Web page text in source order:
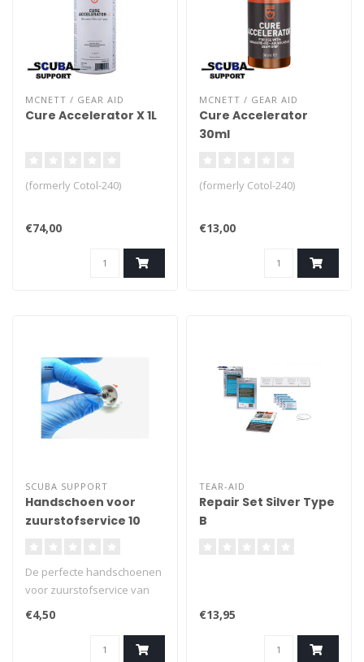
MCNETT / GEAR AID
Cure Accelerator X 1L
(formerly Cotol-240)
€74,00
MCNETT / GEAR AID
Cure Accelerator
30ml
(formerly Cotol-240)
€13,00
SCUBA SUPPORT
Handschoen voor
zuurstofservice 10
De perfecte handschoenen
voor zuurstofservice van
kranen en automaten.
Voorkomt huidvet en
vervuiling van uw
€4,50
TEAR-AID
Repair Set Silver Type
B
€13,95